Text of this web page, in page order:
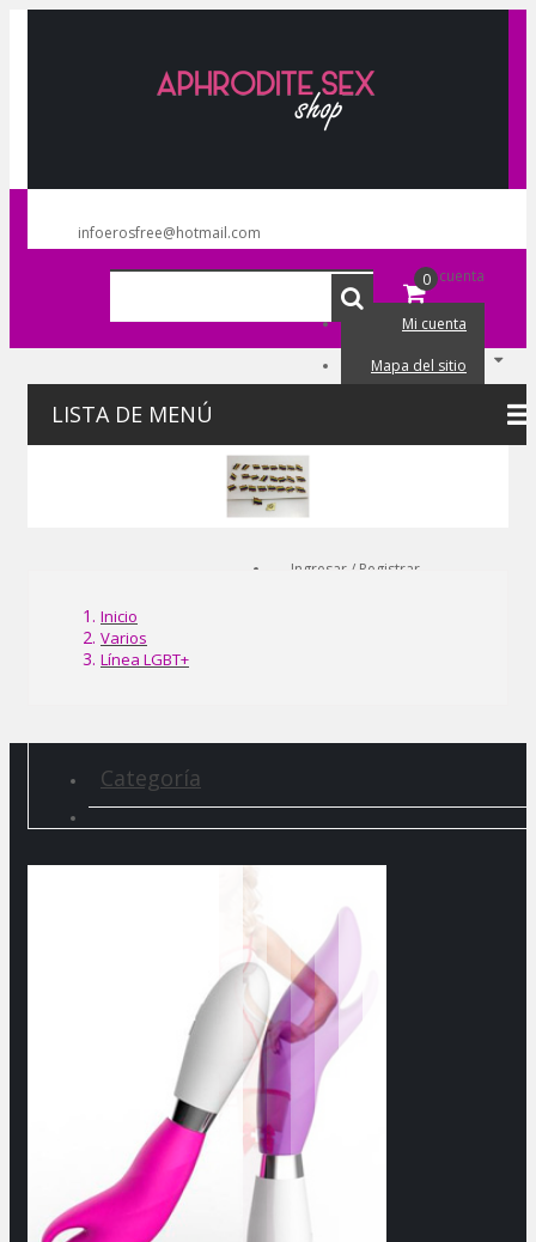
infoerosfree@hotmail.com
Mi cuenta
Mi cuenta
Mapa del sitio
Iniciar sesión
Lista de deseos (0)
Ingresar / Registrar
0
LISTA DE MENÚ
Inicio
Varios
Línea LGBT+
Categoría